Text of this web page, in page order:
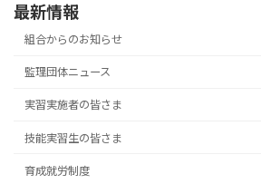
最新情報
組合からのお知らせ
監理団体ニュース
実習実施者の皆さま
技能実習生の皆さま
育成就労制度